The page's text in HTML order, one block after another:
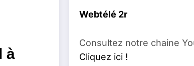
à
Webtélé 2r
Consultez notre chaine
Cliquez ici !